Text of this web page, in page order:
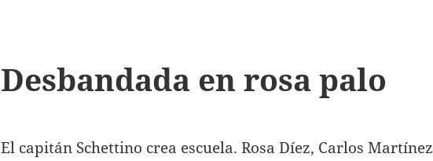
Desbandada en rosa palo
El capitán Schettino crea escuela. Rosa Díez, Carlos Martínez